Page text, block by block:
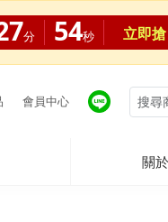
會員中心
關
分 53秒 立即搶